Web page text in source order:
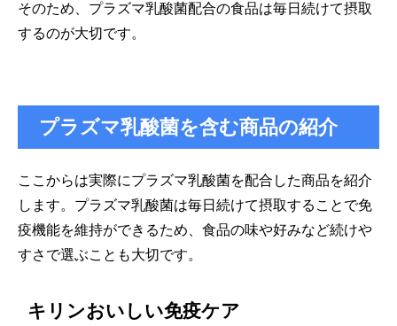
そのため、プラズマ乳酸菌配合の食品は毎日続けて摂取
するのが大切です。
プラズマ乳酸菌を含む商品の紹介
ここからは実際にプラズマ乳酸菌を配合した商品を紹介
します。プラズマ乳酸菌は毎日続けて摂取することで免
疫機能を維持ができるため、食品の味や好みなど続けや
すさで選ぶことも大切です。
キリンおいしい免疫ケア